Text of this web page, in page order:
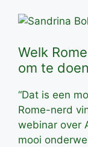
Welk
om te
“Dat is een
Rome-nerd
webinar over
mooi